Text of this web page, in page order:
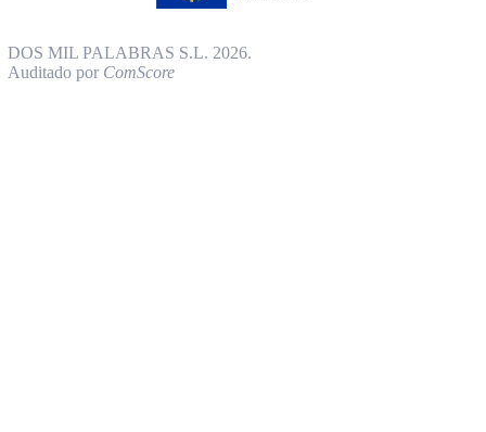
DOS MIL PALABRAS S.L. 2026.
Auditado por ComScore